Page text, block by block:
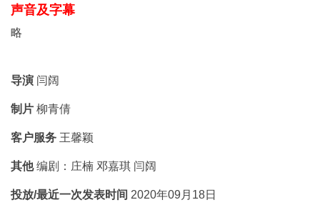
声音及字幕
略
导演 闫阔
制片 柳青倩
客户服务 王馨颖
其他编剧：庄楠 邓嘉琪 闫阔
投放/最近一次发表时间 2020年09月18日